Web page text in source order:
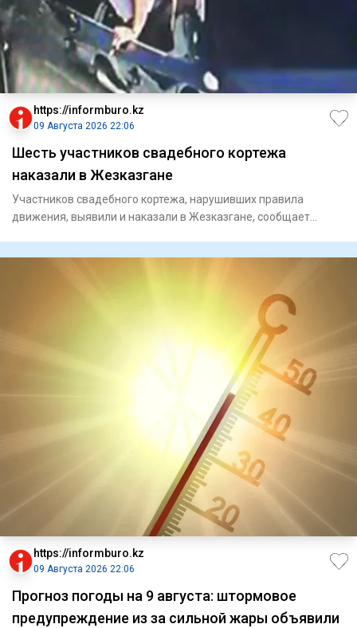
https://informburo.kz
09 Августа 2026 22:06
Шесть участников свадебного кортежа
наказали в Жезказгане
Участников свадебного кортежа, нарушивших правила
движения, выявили и наказали в Жезказгане, сообщает
https://informburo.kz
09 Августа 2026 22:06
Прогноз погоды на 9 августа: штормовое
предупреждение из за сильной жары объявили